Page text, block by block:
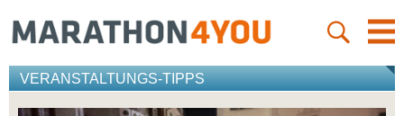
VERANSTALTUNGS-TIPPS